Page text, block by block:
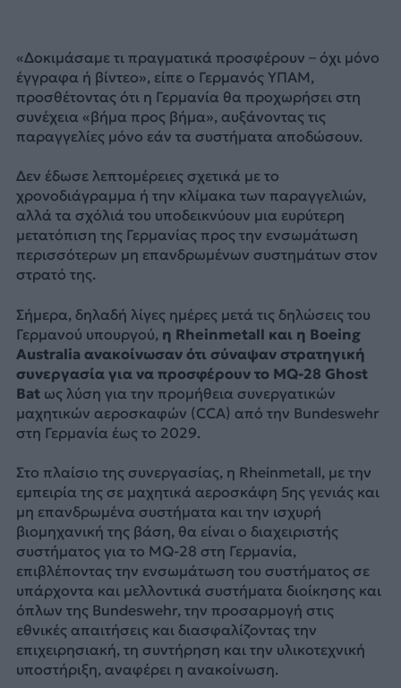
«Δοκιμάσαμε τι πραγματικά προσφέρουν – όχι μόνο
έγγραφα ή βίντεο», είπε ο Γερμανός ΥΠΑΜ,
προσθέτοντας ότι η Γερμανία θα προχωρήσει στη
συνέχεια «βήμα προς βήμα», αυξάνοντας τις
παραγγελίες μόνο εάν τα συστήματα αποδώσουν.
Δεν έδωσε λεπτομέρειες σχετικά με το
χρονοδιάγραμμα ή την κλίμακα των παραγγελιών,
αλλά τα σχόλιά του υποδεικνύουν μια ευρύτερη
μετατόπιση της Γερμανίας προς την ενσωμάτωση
περισσότερων μη επανδρωμένων συστημάτων στον
στρατό της.
Σήμερα, δηλαδή λίγες ημέρες μετά τις δηλώσεις του
Γερμανού υπουργού, η Rheinmetall και η Boeing
Australia ανακοίνωσαν ότι σύναψαν στρατηγική
συνεργασία για να προσφέρουν το MQ-28 Ghost
Batως λύση για την προμήθεια συνεργατικών
μαχητικών αεροσκαφών (CCA) από την Bundeswehr
στη Γερμανία έως το 2029.
Στο πλαίσιο της συνεργασίας, η Rheinmetall, με την
εμπειρία της σε μαχητικά αεροσκάφη 5ης γενιάς και
μη επανδρωμένα συστήματα και την ισχυρή
βιομηχανική της βάση, θα είναι ο διαχειριστής
συστήματος για το MQ-28 στη Γερμανία,
επιβλέποντας την ενσωμάτωση του συστήματος σε
υπάρχοντα και μελλοντικά συστήματα διοίκησης και
όπλων της Bundeswehr, την προσαρμογή στις
εθνικές απαιτήσεις και διασφαλίζοντας την
επιχειρησιακή, τη συντήρηση και την υλικοτεχνική
υποστήριξη, αναφέρει η ανακοίνωση.